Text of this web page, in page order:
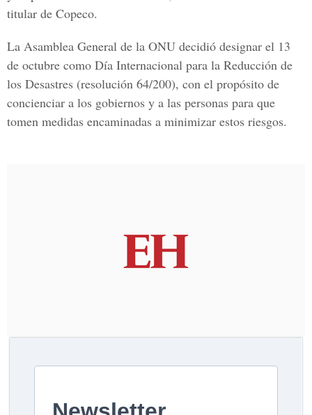
titular de Copeco.
La Asamblea General de la ONU decidió designar el 13
de octubre como Día Internacional para la Reducción de
los Desastres (resolución 64/200), con el propósito de
concienciar a los gobiernos y a las personas para que
tomen medidas encaminadas a minimizar estos riesgos.